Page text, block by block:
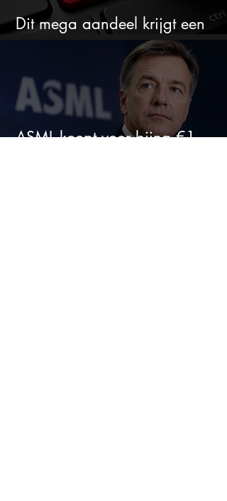
Dit mega aandeel krijgt een
zeldzaam verkoopadvies
ASML koopt voor bijna €1